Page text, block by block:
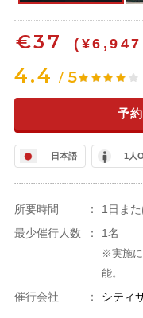
€37 (¥6,947
4.4 / 5
予
日本語 1人
所要時間 ：
1日ま
最少催行人数
： 1名
※実施に
能。
催行会社 ： シティ